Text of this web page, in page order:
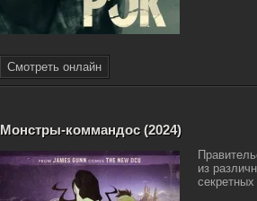
Смотреть онлайн
Монстры-коммандос (2024)
из